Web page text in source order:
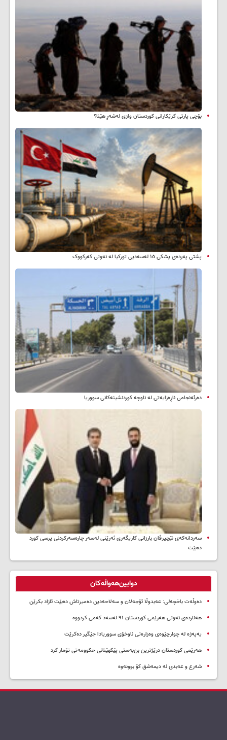
بۆچی پارتی کرێکارانی کوردستان وازی لەشەڕ هێنا؟
پشتی پەردەی پشکی ١٥ لەسەدیی تورکیا لە نەوتی کەرکووک
دەرئەنجامی ناڕەزایەتی لە ناوچە کوردنشینەکانی سووریا
سه‌ردانه‌کەی نێچیرڤان بارزانی كاریگه‌ری ئه‌رێنی له‌سه‌ر چاره‌سه‌ركردنی پرسی كورد
ده‌بێت
دوایین‌هەواڵەکان
دەوڵەت باخچەلی: عەبدوڵا ئۆجەلان و سەلاحەدین دەمیرتاش دەبێت ئازاد بکرێن
هەناردەی نەوتی هەرێمی کوردستان ۹۱ لەسەد کەمی کردووە
یەپەژە لە چوارچێوەی وەزارەتی ناوخۆی سووریادا جێگیر دەکرێت
هەرێمی کوردستان درێژترین بن‌بەستی پێکهێنانی حکوومەتی تۆمار کرد
شەرع و عەبدی لە دیمەشق کۆ بوونەوە